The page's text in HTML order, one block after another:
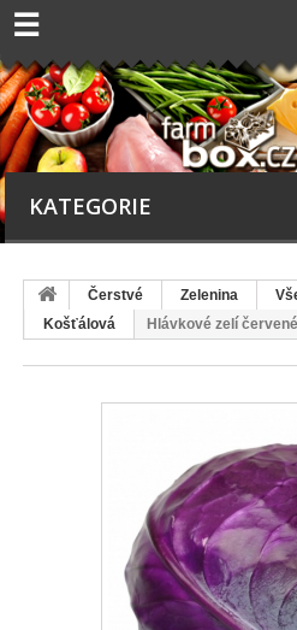
☰
KATEGORIE
Čerstvé Zelenina
Košťálová
Hlávkové zelí